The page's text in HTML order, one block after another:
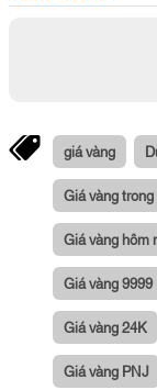
giá vàng
Giá vàng
Giá vàng hôm
Giá vàng 9999
Giá vàng 24K
Giá vàng PNJ